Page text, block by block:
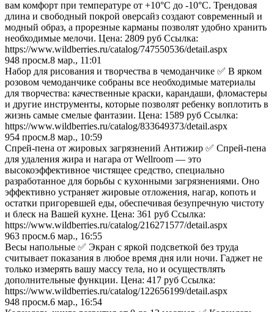
вам комфорт при температуре от +10°С до -10°С. Трендовая
длина и свободный покрой оверсайз создают современный и
модный образ, а прорезные карманы позволят удобно хранить
необходимые мелочи. Цена: 2809 руб Ссылка:
https://www.wildberries.ru/catalog/747550536/detail.aspx
948 просм.8 мар., 11:01
Набор для рисования и творчества в чемоданчике ✅ В ярком
розовом чемоданчике собраны все необходимые материалы
для творчества: качественные краски, карандаши, фломастеры
и другие инструменты, которые позволят ребенку воплотить в
жизнь самые смелые фантазии. Цена: 1589 руб Ссылка:
https://www.wildberries.ru/catalog/833649373/detail.aspx
954 просм.8 мар., 10:59
Спрей-пена от жировых загрязнений Антижир ✅ Спрей-пена
для удаления жира и нагара от Wellroom — это
высокоэффективное чистящее средство, специально
разработанное для борьбы с кухонными загрязнениями. Оно
эффективно устраняет жировые отложения, нагар, копоть и
остатки пригоревшей еды, обеспечивая безупречную чистоту
и блеск на Вашей кухне. Цена: 361 руб Ссылка:
https://www.wildberries.ru/catalog/216271577/detail.aspx
963 просм.6 мар., 16:55
Весы напольные ✅ Экран с яркой подсветкой без труда
считывает показания в любое время дня или ночи. Гаджет не
только измерять вашу массу тела, но и осуществлять
дополнительные функции. Цена: 417 руб Ссылка:
https://www.wildberries.ru/catalog/122656199/detail.aspx
948 просм.6 мар., 16:54